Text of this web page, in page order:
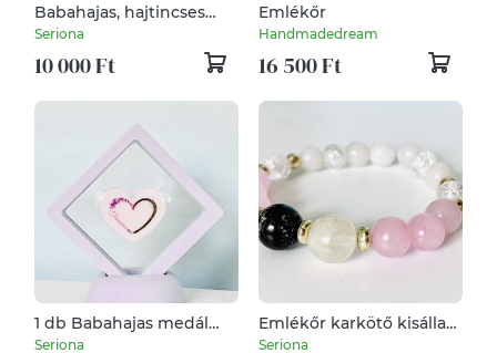
Babahajas, hajtincses
emlékőr karlánc
Seriona
10 000 Ft
Emlékőr
Handmadedream
16 500 Ft
1 db Babahajas medál
vagy polcdísz szív
Seriona
Emlékőr karkötő kisállat
szőrrel, hajjal vagy
Seriona